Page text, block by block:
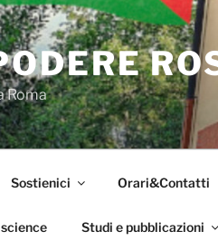
Roma
Sostienici Orari&Contatti
Studi e pubblicazioni